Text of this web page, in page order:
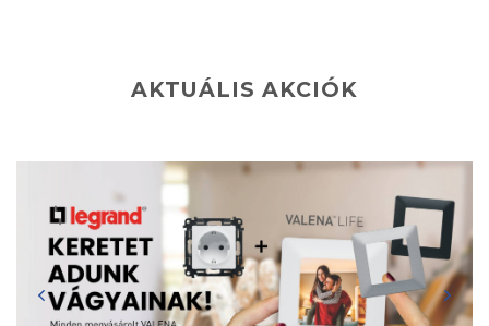
AKTUÁLIS AKCIÓK